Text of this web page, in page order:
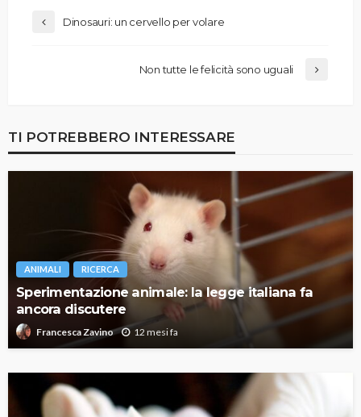
Dinosauri: un cervello per volare
Non tutte le felicità sono uguali
TI POTREBBERO INTERESSARE
ANIMALI RICERCA
Sperimentazione animale: la legge italiana fa
ancora discutere
Francesca Zavino 12 mesi fa